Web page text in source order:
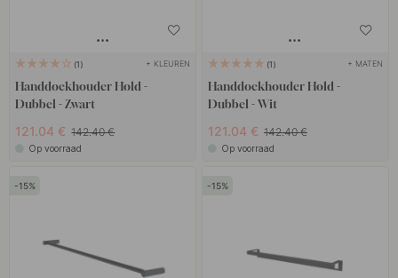
1 + KLEUREN
Handdoekhouder Hold -
Dubbel - Zwart
121.04 € 142.40 €
Op voorraad
1 + MATEN
Handdoekhouder Hold -
Dubbel - Wit
121.04 € 142.40 €
Op voorraad
15 15